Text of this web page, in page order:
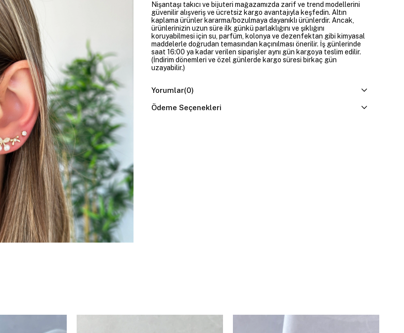
Nişantaşı takıcı ve bijuteri mağazamızda zarif ve trend modellerini
güvenilir alışveriş ve ücretsiz kargo avantajıyla keşfedin. Altın
kaplama ürünler kararma/bozulmaya dayanıklı ürünlerdir. Ancak,
ürünlerinizin uzun süre ilk günkü parlaklığını ve şıklığını
koruyabilmesi için su, parfüm, kolonya ve dezenfektan gibi kimyasal
maddelerle doğrudan temasından kaçınılması önerilir. İş günlerinde
saat 16:00 ya kadar verilen siparişler aynı gün kargoya teslim edilir.
(İndirim dönemleri ve özel günlerde kargo süresi birkaç gün
uzayabilir.)
Yorumlar(0)
Ödeme Seçenekleri